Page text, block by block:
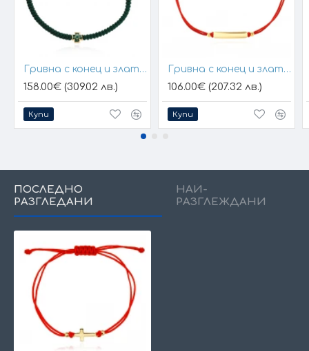
Гривна с конец и златен елемент кръст
158.00€ (309.02 лв.)
Купи
Гривна с конец и златна плочка за гравиране
106.00€ (207.32 лв.)
Купи
ПОСЛЕДНО
РАЗГЛЕДАНИ
НАЙ-
РАЗГЛЕЖДАНИ